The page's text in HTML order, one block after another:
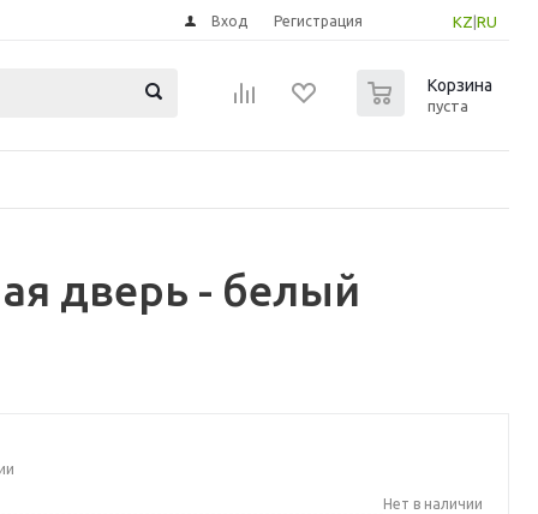
KZ RU
Вход Регистрация
Корзина
пуста
дверь - белый
Нет в наличии